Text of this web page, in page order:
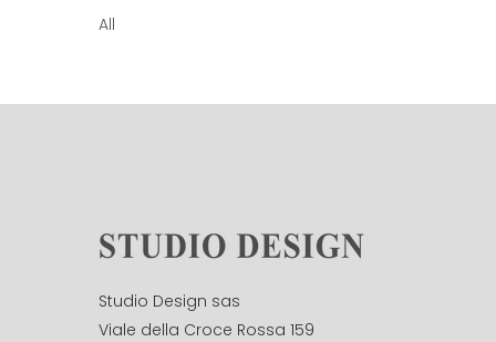
All
Studio Design sas
Viale della Croce Rossa 159